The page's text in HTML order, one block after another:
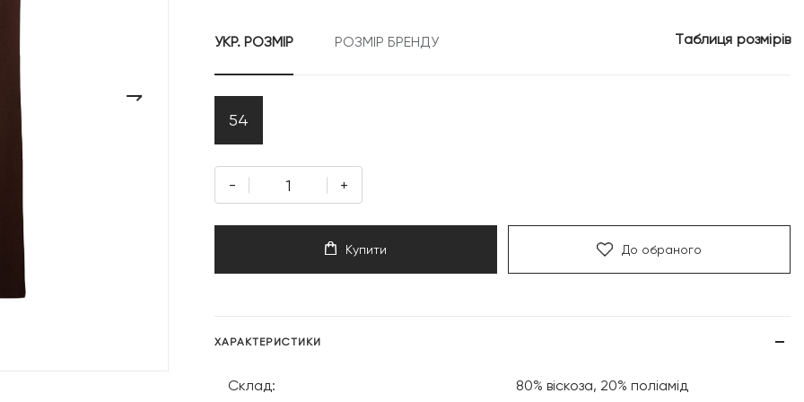
УКР. РОЗМІР РОЗМІР БРЕНДУ Таблиця розмірів
54
- +
Купити До обраного
ХАРАКТЕРИСТИКИ
Склад: 80% віскоза, 20% поліамід